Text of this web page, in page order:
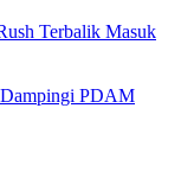
Terbalik Masuk
PDAM